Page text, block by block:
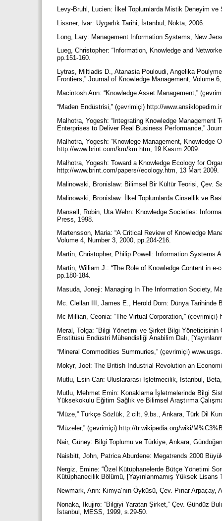
Levy-Bruhl, Lucien: İlkel Toplumlarda Mistik Deneyim
Lissner, Ivar: Uygarlık Tarihi, İstanbul, Nokta, 2006.
Long, Lary: Management Information Systems, New
Lueg, Christopher: “Information, Knowledge and
pp.151-160.
Lytras, Miltiadis D., Atanasia Pouloudi, Angelika
Frontiers,” Journal of Knowledge Management, Volume
Macintosh Ann: “Knowledge Asset Management,”
“Maden Endüstrisi,” (çevrimiçi) http://
Malhotra, Yogesh: “Integrating Knowledge
Enterprises to Deliver Real Business Performance,”
Malhotra, Yogesh: “Knowlege Management, Knowledge
http://www.brint.com/km/km.htm, 19 Kasım 2009.
Malhotra, Yogesh: Toward a Knowledge Ecology for
http://www.brint.com/papers//ecology.htm, 13 Mart 2009.
Malinowski, Bronislaw: Bilimsel Bir Kültür Teorisi, Çev.
Malinowski, Bronislaw: İlkel Toplumlarda Cinsellik ve
Mansell, Robin, Uta Wehn: Knowledge Societies:
Press, 1998.
Martensson, Maria: “A Critical Review of Knowledge
Volume 4, Number 3, 2000, pp.204-216.
Martin, Christopher, Philip Powell: Information Systems
Martin, William J.: “The Role of Knowledge Content in
pp.180-184.
Masuda, Joneji: Managing In The Information Society,
Mc. Clellan III, James E., Herold Dorn: Dünya Tarihinde
Mc Millian, Ceonia: “The Virtual Corporation,”
Meral, Tolga: “Bilgi Yönetimi ve Şirket Bilgi
Enstitüsü Endüstri Mühendisliği Anabilim Dalı,
“Mineral Commodities Summuries,” (çevrimiçi)
Mokyr, Joel: The British Industrial Revolution an
Mutlu, Esin Can: Uluslararası İşletmecilik, İstanbul,
Mutlu, Mehmet Emin: Konaklama İşletmelerinde Bilgi
Yüksekokulu Eğitim Sağlık ve Bilimsel Araştırma
“Müze,” Türkçe Sözlük, 2 cilt, 9.bs., Ankara, Türk Dil
“Müzeler,” (çevrimiçi) http://tr.wikipedia.org/wiki/
Nair, Güney: Bilgi Toplumu ve Türkiye, Ankara,
Naisbitt, John, Patrica Aburdene: Megatrends 2000
Nergiz, Emine: “Özel Kütüphanelerde Bütçe Yönetimi
Kütüphanecilik Bölümü, [Yayınlanmamış Yüksek
Newmark, Ann: Kimya’nın Öyküsü, Çev. Pınar
Nonaka, Ikujiro: “Bilgiyi Yaratan Şirket,” Çev. Gündüz
İstanbul, MESS, 1999, s.29-50.